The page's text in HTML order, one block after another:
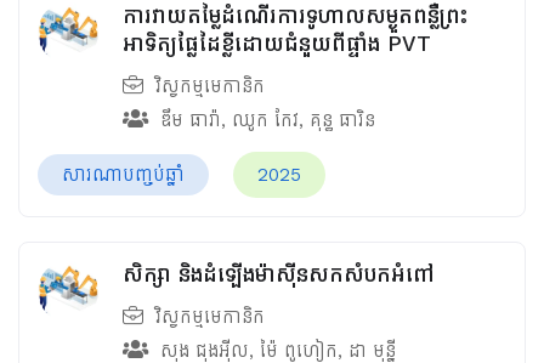
ការវាយតម្លៃដំណើរការទូហាលសម្ងួតពន្លឺព្រះ
អាទិត្យផ្លែដៃខ្លីដោយជំនួយពីផ្ទាំង PVT
វិស្វកម្មមេកានិក
ឌឹម ធារ៉ា, ឈូក កែវ, គុន្ធ ធារិន
សារណាបញ្ចប់ឆ្នាំ 2025
សិក្សា និងដំឡើងម៉ាស៊ីនសកសំបកអំពៅ
វិស្វកម្មមេកានិក
សុង ជុងអ៊ីល, ម៉ៃ ពូហៀក, ដា មុន្នី